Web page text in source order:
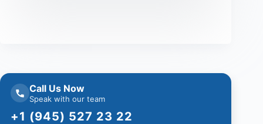
Call Us Now
Speak with our team
+1 (945) 527 23 22